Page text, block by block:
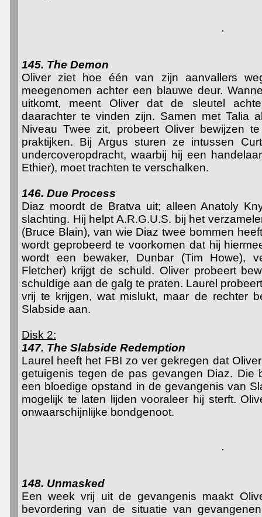
145. The Demon
Oliver ziet hoe één van zijn aanvallers
meegenomen achter een blauwe deur.
uitkomt, meent Oliver dat de sleutel
daarachter te vinden zijn. Samen met Talia
Niveau Twee zit, probeert Oliver bewijzen
praktijken. Bij Argus sturen ze intussen
undercoveropdracht, waarbij hij een
Ethier), moet trachten te verschalken.
146. Due Process
Diaz moordt de Bratva uit; alleen Anatoly
slachting. Hij helpt A.R.G.U.S. bij het
(Bruce Blain), van wie Diaz twee bommen
wordt geprobeerd te voorkomen dat hij
wordt een bewaker, Dunbar (Tim Howe),
Fletcher) krijgt de schuld. Oliver probeert
schuldige aan de galg te praten. Laurel
vrij te krijgen, wat mislukt, maar de rechter
Slabside aan.
Disk 2:
147. The Slabside Redemption
Laurel heeft het FBI zo ver gekregen dat
getuigenis tegen de pas gevangen Diaz. Die
een bloedige opstand in de gevangenis van
mogelijk te laten lijden vooraleer hij sterft.
onwaarschijnlijke bondgenoot.
148. Unmasked
Een week vrij uit de gevangenis maakt
bevordering van de situatie van